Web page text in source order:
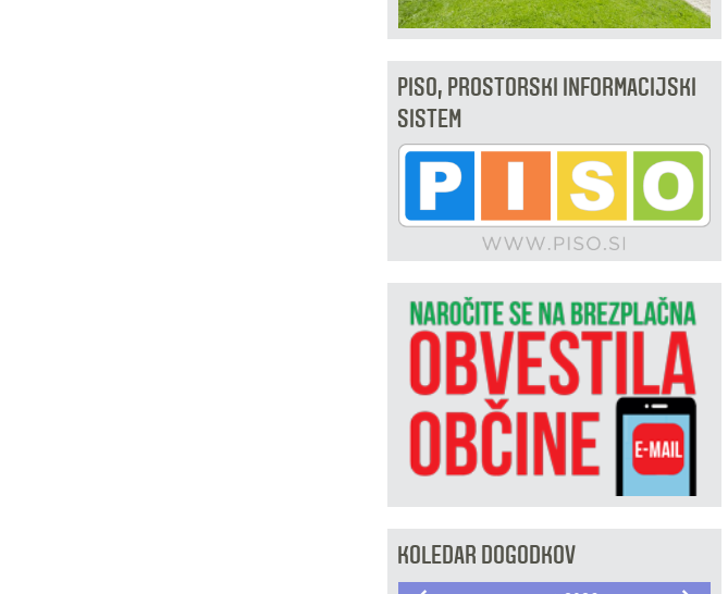
PISO, PROSTORSKI INFORMACIJSKI
SISTEM
KOLEDAR DOGODKOV